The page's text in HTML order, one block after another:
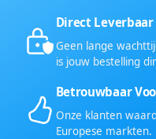
Direct
Geen lange
is jouw bestelling
Betrouwbaar
Onze klanten
Europese